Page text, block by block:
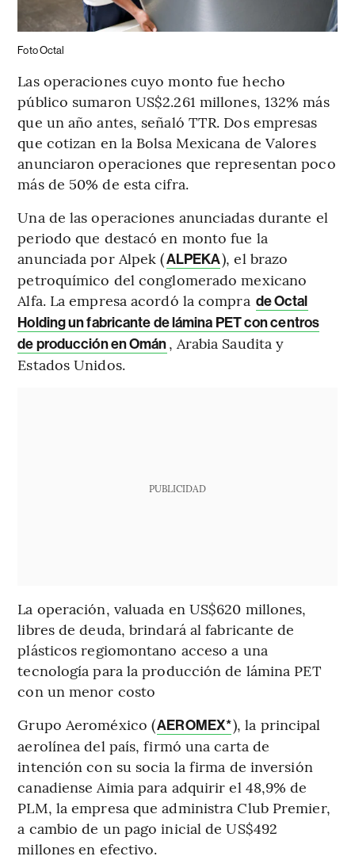
Foto Octal
Las operaciones cuyo monto fue hecho
público sumaron US$2.261 millones, 132% más
que un año antes, señaló TTR. Dos empresas
que cotizan en la Bolsa Mexicana de Valores
anunciaron operaciones que representan poco
más de 50% de esta cifra.
Una de las operaciones anunciadas durante el
periodo que destacó en monto fue la
anunciada por Alpek (ALPEKA), el brazo
petroquímico del conglomerado mexicano
Alfa. La empresa acordó la compra de Octal
Holding un fabricante de lámina PET con centros
de producción en Omán, Arabia Saudita y
Estados Unidos.
PUBLICIDAD
La operación, valuada en US$620 millones,
libres de deuda, brindará al fabricante de
plásticos regiomontano acceso a una
tecnología para la producción de lámina PET
con un menor costo
Grupo Aeroméxico (AEROMEX*), la principal
aerolínea del país, firmó una carta de
intención con su socia la firma de inversión
canadiense Aimia para adquirir el 48,9% de
PLM, la empresa que administra Club Premier,
a cambio de un pago inicial de US$492
millones en efectivo.